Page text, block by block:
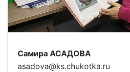
Самира АСАДОВА
аsadova@ks.chukotka.ru